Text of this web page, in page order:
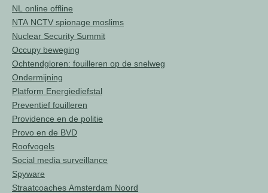
NL online offline
NTA NCTV spionage moslims
Nuclear Security Summit
Occupy beweging
Ochtendgloren: fouilleren op de snelweg
Ondermijning
Platform Energiediefstal
Preventief fouilleren
Providence en de politie
Provo en de BVD
Roofvogels
Social media surveillance
Spyware
Straatcoaches Amsterdam Noord